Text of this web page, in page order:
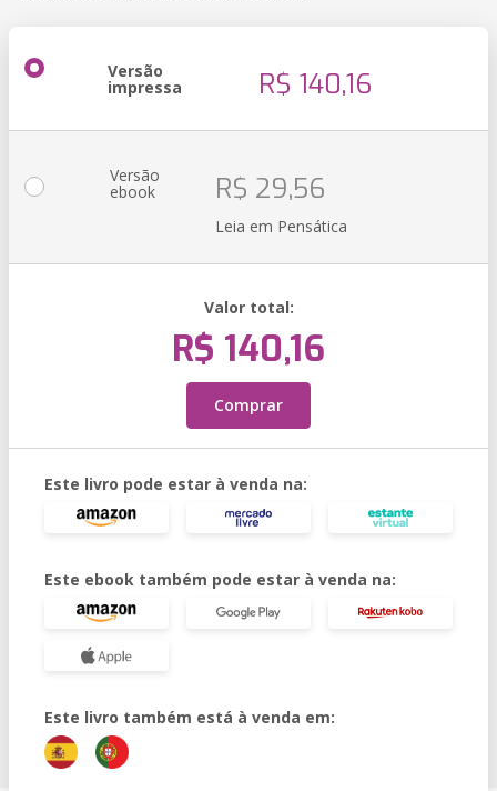
Versão
impressa R$ 140,16
Versão
ebook R$ 29,56
Leia em Pensática
Valor total:
R$ 140,16
Comprar
Este livro pode estar à venda na:
Este ebook também pode estar à venda na:
Este livro também está à venda em: